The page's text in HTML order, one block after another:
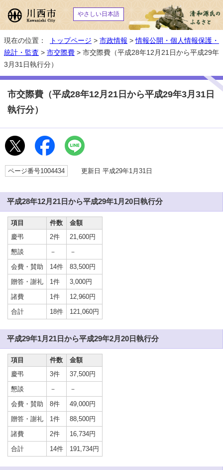
やさしい日本語
現在の位置： トップページ > 市政情報 >情報公開・個人情報保護・
統計・監査 > 市交際費 > 市交際費（平成28年12月21日から平成29年
3月31日執行分）
市交際費（平成28年12月21日から平成29年3月31日
執行分）
ページ番号1004434 更新日 平成29年1月31日
平成28年12月21日から平成29年1月20日執行分
項目 件数
金額
慶弔
2件
21,600円
懇談
－
－
会費・賛助
14件
83,500円
贈答・謝礼
1件
3,000円
諸費
1件
12,960円
合計
18件 121,060円
平成29年1月21日から平成29年2月20日執行分
項目 件数
金額
慶弔
3件
37,500円
懇談
－
－
会費・賛助
8件
49,000円
贈答・謝礼
1件
88,500円
諸費
2件
16,734円
合計
14件 191,734円